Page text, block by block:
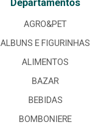
Departamentos
AGRO&PET
ALBUNS E FIGURINHAS
ALIMENTOS
BAZAR
BEBIDAS
BOMBONIERE